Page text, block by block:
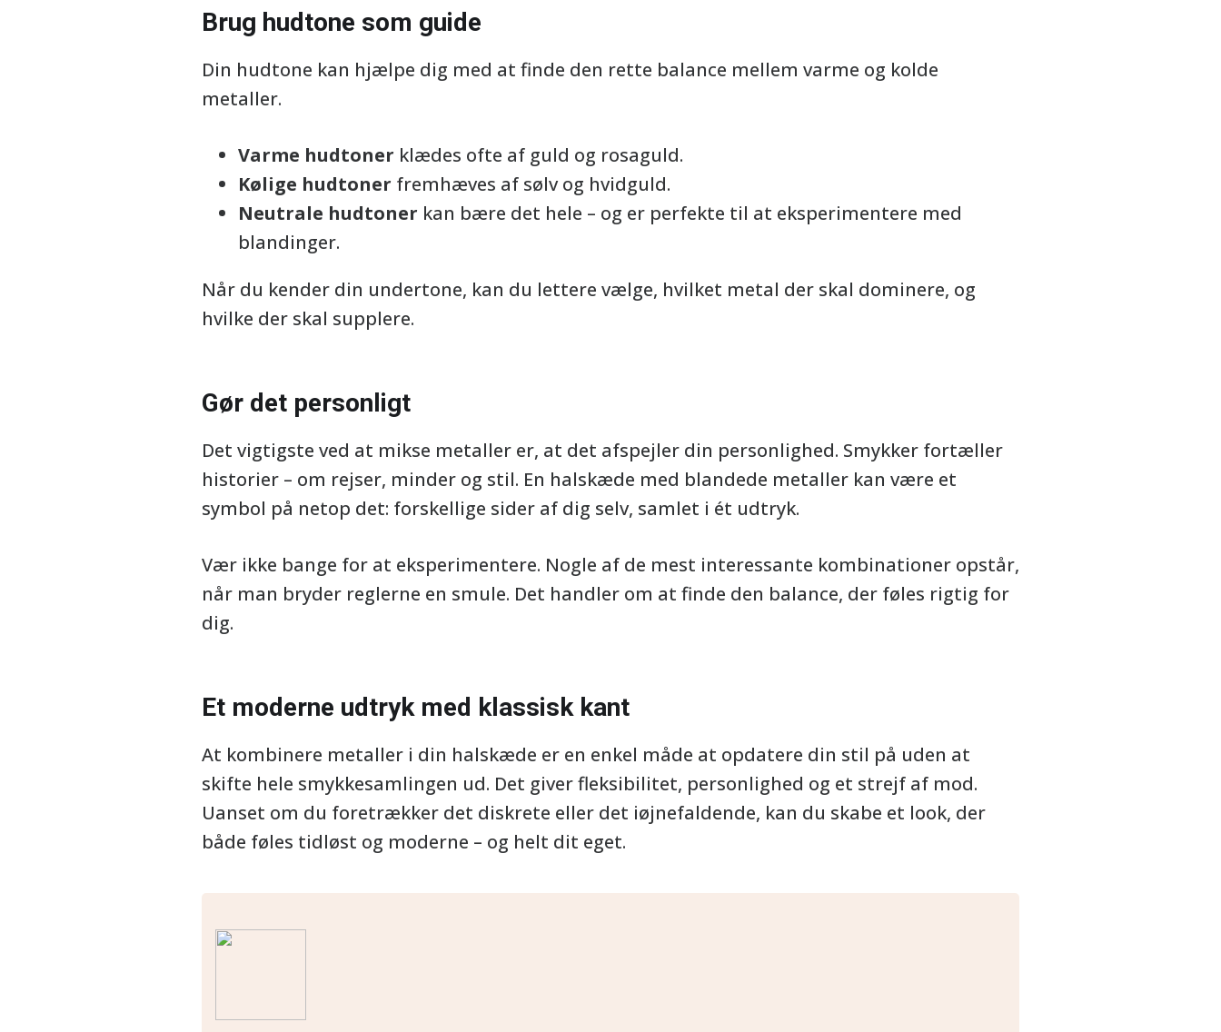
Brug hudtone som guide
Din hudtone kan hjælpe dig med at finde den rette balance mellem varme og kolde
metaller.
Varme hudtoner klædes ofte af guld og rosaguld.
Kølige hudtoner fremhæves af sølv og hvidguld.
Neutrale hudtoner kan bære det hele – og er perfekte til at eksperimentere med
blandinger.
Når du kender din undertone, kan du lettere vælge, hvilket metal der skal dominere, og
hvilke der skal supplere.
Gør det personligt
Det vigtigste ved at mikse metaller er, at det afspejler din personlighed. Smykker fortæller
historier – om rejser, minder og stil. En halskæde med blandede metaller kan være et
symbol på netop det: forskellige sider af dig selv, samlet i ét udtryk.
Vær ikke bange for at eksperimentere. Nogle af de mest interessante kombinationer opstår,
når man bryder reglerne en smule. Det handler om at finde den balance, der føles rigtig for
dig.
Et moderne udtryk med klassisk kant
At kombinere metaller i din halskæde er en enkel måde at opdatere din stil på uden at
skifte hele smykkesamlingen ud. Det giver fleksibilitet, personlighed og et strejf af mod.
Uanset om du foretrækker det diskrete eller det iøjnefaldende, kan du skabe et look, der
både føles tidløst og moderne – og helt dit eget.